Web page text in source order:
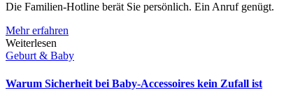
Die Familien-Hotline berät Sie persönlich. Ein Anruf genügt.
Mehr erfahren
Weiterlesen
Geburt & Baby
Warum Sicherheit bei Baby-Accessoires kein Zufall ist